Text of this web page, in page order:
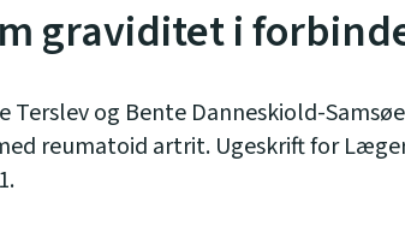
graviditet i
Terslev og Bente Danneskiold-
reumatoid artrit. Ugeskrift for